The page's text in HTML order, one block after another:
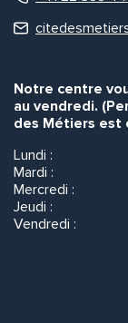
Notre centre
au vendredi.
des Métiers est
Lundi :
Mardi :
Mercredi :
Jeudi :
Vendredi :